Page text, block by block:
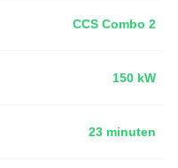
CCS Combo 2
150 kW
23 minuten